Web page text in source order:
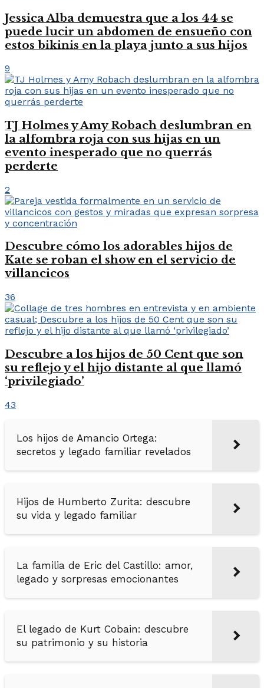
Jessica Alba demuestra que a los 44 se
puede lucir un abdomen de ensueño con
estos bikinis en la playa junto a sus hijos
9
TJ Holmes y Amy Robach deslumbran en
la alfombra roja con sus hijas en un
evento inesperado que no querrás
perderte
2
Descubre cómo los adorables hijos de
Kate se roban el show en el servicio de
villancicos
36
Descubre a los hijos de 50 Cent que son
su reflejo y el hijo distante al que llamó
‘privilegiado’
43
Los hijos de Amancio Ortega:
secretos y legado familiar revelados
Hijos de Humberto Zurita: descubre
su vida y legado familiar
La familia de Eric del Castillo: amor,
legado y sorpresas emocionantes
El legado de Kurt Cobain: descubre
su patrimonio y su historia